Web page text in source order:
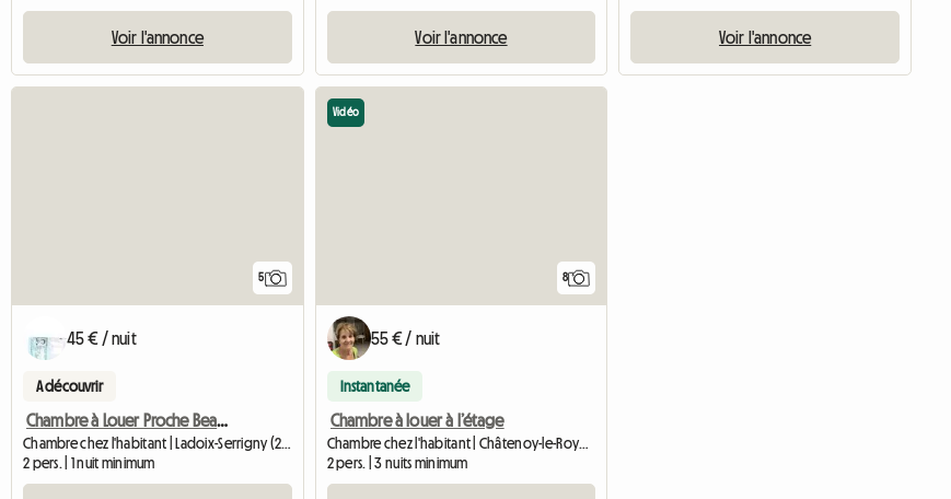
Voir l'annonce Voir l'annonce Voir l'annonce
5
45 € / nuit
A découvrir
Chambre à Louer Proche Beaune
Chambre chez l'habitant | Ladoix-Serrigny (21550) | 16 M2
2 pers. | 1 nuit minimum
8
Vidéo
55 € / nuit
Instantanée
Chambre à louer à l’étage
Chambre chez l'habitant | Châtenoy-le-Royal (71880) | 30 M2
2 pers. | 3 nuits minimum